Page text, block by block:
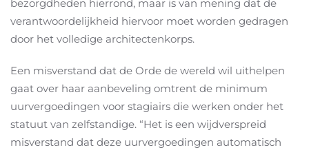
bezorgdheden hierrond, maar is van mening dat de
verantwoordelijkheid hiervoor moet worden gedragen
door het volledige architectenkorps.
Een misverstand dat de Orde de wereld wil uithelpen
gaat over haar aanbeveling omtrent de minimum
uurvergoedingen voor stagiairs die werken onder het
statuut van zelfstandige. “Het is een wijdverspreid
misverstand dat deze uurvergoedingen automatisch